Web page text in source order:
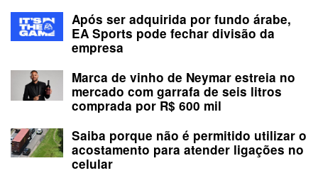
Após ser adquirida por fundo árabe,
EA Sports pode fechar divisão da
empresa
Marca de vinho de Neymar estreia no
mercado com garrafa de seis litros
comprada por R$ 600 mil
Saiba porque não é permitido utilizar o
acostamento para atender ligações no
celular